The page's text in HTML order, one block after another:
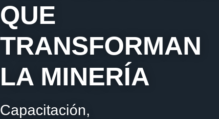
QUE
TRANSFORMAN
LA MINERÍA
Capacitación,